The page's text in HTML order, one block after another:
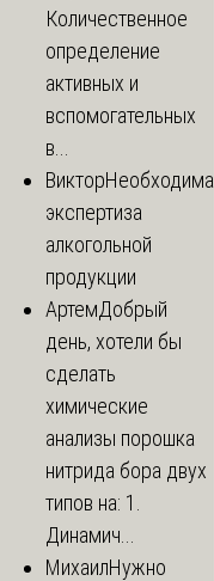
Количественное
определение
активных и
вспомогательных
в...
ВикторНеобходима
экспертиза
алкогольной
продукции
АртемДобрый
день, хотели бы
сделать
химические
анализы порошка
нитрида бора двух
типов на: 1.
Динамич...
МихаилНужно